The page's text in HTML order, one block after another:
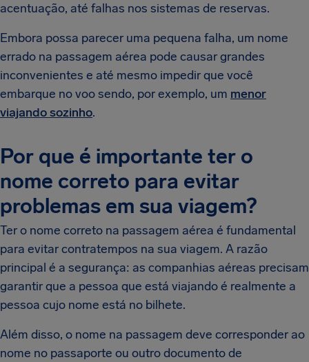
acentuação, até falhas nos sistemas de reservas.
Embora possa parecer uma pequena falha, um nome
errado na passagem aérea pode causar grandes
inconvenientes e até mesmo impedir que você
embarque no voo sendo, por exemplo, um menor
viajando sozinho.
Por que é importante ter o
nome correto para evitar
problemas em sua viagem?
Ter o nome correto na passagem aérea é fundamental
para evitar contratempos na sua viagem. A razão
principal é a segurança: as companhias aéreas precisam
garantir que a pessoa que está viajando é realmente a
pessoa cujo nome está no bilhete.
Além disso, o nome na passagem deve corresponder ao
nome no passaporte ou outro documento de